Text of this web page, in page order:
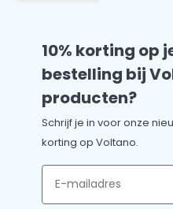
10% korting op
bestelling bij
producten?
Schrijf je in voor onze
korting op Voltano.
Email